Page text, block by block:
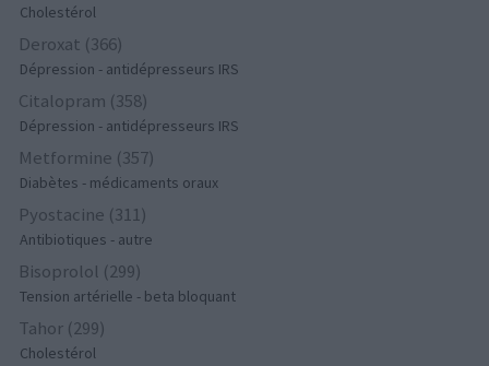
Cholestérol
Deroxat (366)
Dépression - antidépresseurs IRS
Citalopram (358)
Dépression - antidépresseurs IRS
Metformine (357)
Diabètes - médicaments oraux
Pyostacine (311)
Antibiotiques - autre
Bisoprolol (299)
Tension artérielle - beta bloquant
Tahor (299)
Cholestérol